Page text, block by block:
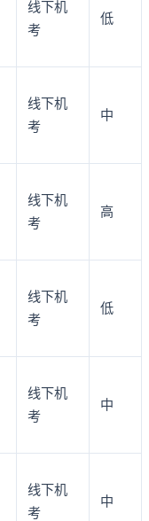
线下机
考
低
线下机
考
中
线下机
考
高
线下机
考
低
线下机
考
中
线下机
考
中